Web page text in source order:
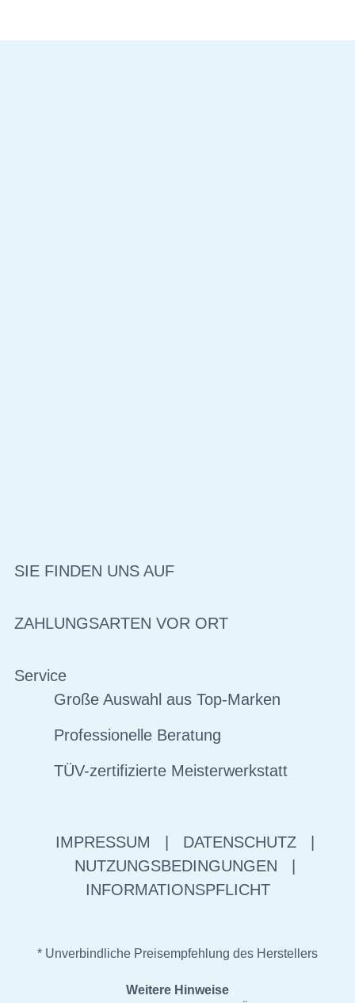
SIE FINDEN UNS AUF
ZAHLUNGSARTEN VOR ORT
Service
Große Auswahl aus Top-Marken
Professionelle Beratung
TÜV-zertifizierte Meisterwerkstatt
IMPRESSUM DATENSCHUTZ
NUTZUNGSBEDINGUNGEN
INFORMATIONSPFLICHT
* Unverbindliche Preisempfehlung des Herstellers
Weitere Hinweise